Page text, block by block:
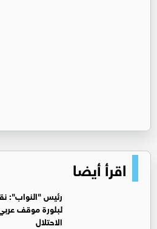
اقرأ أيضا
رئيس "النواب":
لبلورة موقف
الاحتلال